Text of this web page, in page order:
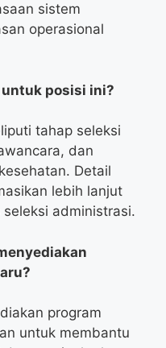
sistem
operasional
posisi ini?
tahap seleksi
dan
Detail
lebih lanjut
administrasi.
program
untuk membantu